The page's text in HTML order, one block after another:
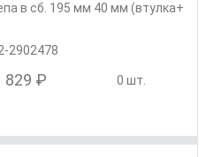
в сб. 195 мм 40 мм (втулка+
2902478
829 ₽ 0 шт.